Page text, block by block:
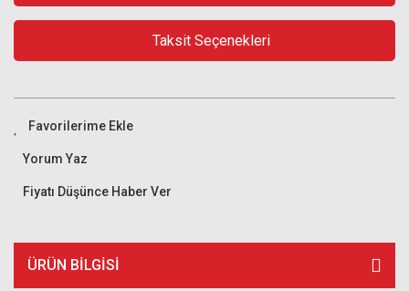
Taksit Seçenekleri
Yorum Yaz
Fiyatı Düşünce Haber Ver
ÜRÜN BILGISI